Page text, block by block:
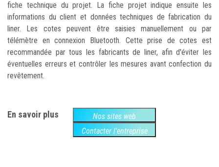
fiche technique du projet. La fiche projet indique ensuite les
informations du client et données techniques de fabrication du
liner. Les cotes peuvent être saisies manuellement ou par
télémètre en connexion Bluetooth. Cette prise de cotes est
recommandée par tous les fabricants de liner, afin d'éviter les
éventuelles erreurs et contrôler les mesures avant confection du
revêtement.
En savoir plus
Nos sites web
Contacter l'entreprise